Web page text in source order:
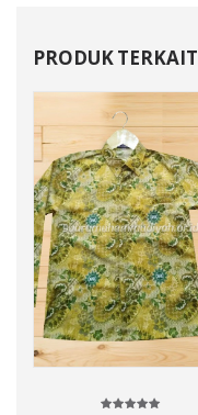
PRODUK TERKAIT